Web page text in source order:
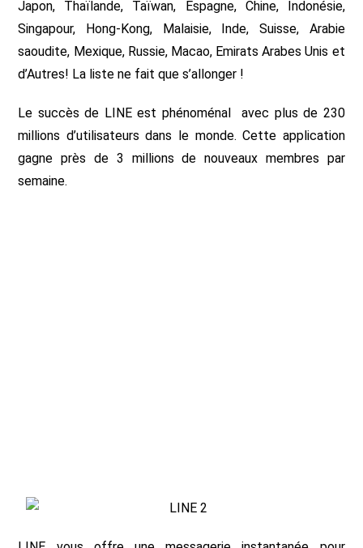
Japon, Thaïlande, Taïwan, Espagne, Chine, Indonésie,
Singapour, Hong-Kong, Malaisie, Inde, Suisse, Arabie
saoudite, Mexique, Russie, Macao, Emirats Arabes Unis et
d’Autres! La liste ne fait que s’allonger !
Le succès de LINE est phénoménal avec plus de 230
millions d’utilisateurs dans le monde. Cette application
gagne près de 3 millions de nouveaux membres par
semaine.